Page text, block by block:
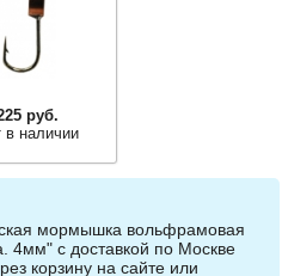
руб.
в наличии
мормышка вольфрамовая
4мм" с доставкой по Москве
корзину на сайте или